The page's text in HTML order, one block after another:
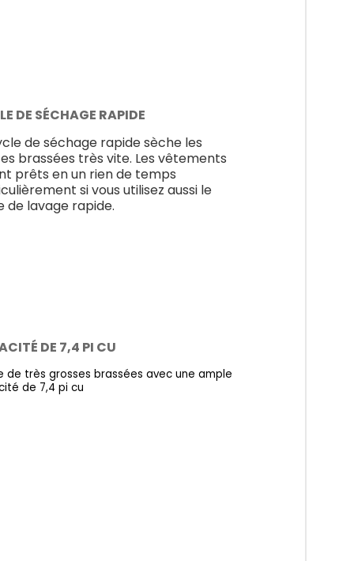
DE SÉCHAGE RAPIDE
de séchage rapide sèche les
brassées très vite. Les vêtements
prêts en un rien de temps
si vous utilisez aussi le
de lavage rapide.
DE 7,4 PI CU
de très grosses brassées avec une ample
de 7,4 pi cu